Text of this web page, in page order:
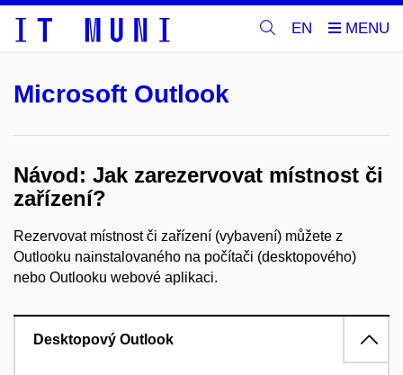
EN
Microsoft Outlook
Návod: Jak zarezervovat místnost či
zařízení?
Rezervovat místnost či zařízení (vybavení) můžete z
Outlooku nainstalovaného na počítači (desktopového)
nebo Outlooku webové aplikaci.
Desktopový Outlook